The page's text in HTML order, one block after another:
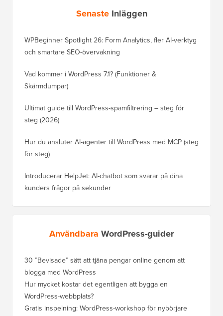
Senaste Inläggen
WPBeginner Spotlight 26: Form Analytics, fler AI-verktyg
och smartare SEO-övervakning
Vad kommer i WordPress 7.1? (Funktioner &
Skärmdumpar)
Ultimat guide till WordPress-spamfiltrering – steg för
steg (2026)
Hur du ansluter AI-agenter till WordPress med MCP (steg
för steg)
Introducerar HelpJet: AI-chatbot som svarar på dina
kunders frågor på sekunder
Användbara WordPress-guider
30 ”Bevisade” sätt att tjäna pengar online genom att
blogga med WordPress
Hur mycket kostar det egentligen att bygga en
WordPress-webbplats?
Gratis inspelning: WordPress-workshop för nybörjare